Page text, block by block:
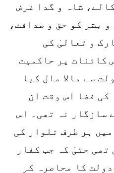
شاہ و گدا غرض
بشر کو حق و صداقت،
و تعالیٰ کی
کائنات پر حاکمیت
سے مالا مال کیا
کی فضا اس وقت ان
سازگار نہ تھی۔ اس
ہر طرف تلوار کی
حتیٰ کہ جب کفار
کا محاصرہ کر